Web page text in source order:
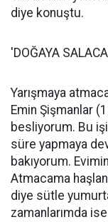
diye konuştu.
'DOĞAYA
Yarışmaya
Emin Şişmanlar
besliyorum. Bu
süre yapmaya
bakıyorum.
Atmacama
diye sütle
zamanlarımda